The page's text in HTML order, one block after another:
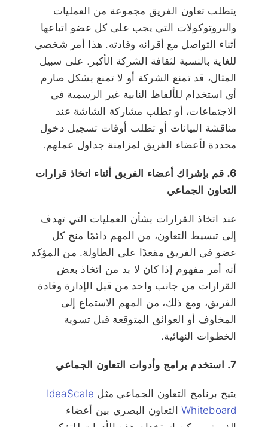
يتطلب تعاون الفريق مجموعة من العمليات
والبروتوكولات التي يجب على كل عضو اتباعها
أثناء التواصل مع أقرانه وقادته. هذا أمر شخصي
للغاية بالنسبة لثقافة الشركة الأكبر. على سبيل
المثال، قد تمنع الشركة أو لا تمنع بشكل صارم
أي استخدام للألفاظ النابية غير الرسمية في
الاجتماعات، أو تطلب مشاركة الشاشة عند
مناقشة البيانات أو تطلب أوقات تسجيل دخول
محددة لأعضاء الفريق لمزامنة جداول عملهم.
6. قم بإشراك أعضاء الفريق أثناء اتخاذ قرارات
التعاون الجماعي
عند اتخاذ القرارات بشأن العمليات التي تهدف
إلى تبسيط التعاون، من المهم دائمًا منح كل
عضو في الفريق مقعدًا على الطاولة. من المؤكد
أنه أمر مفهوم إذا كان لا بد من اتخاذ بعض
القرارات من جانب واحد من قبل الإدارة وقادة
الفريق، ومع ذلك، من المهم الاستماع إلى
المخاوف أو العوائق المتوقعة قبل تسوية
الخطوات النهائية.
7. استخدم برامج وأدوات التعاون الجماعي
يتيح برنامج التعاون الجماعي مثل IdeaScale
Whiteboardالتعاون البصري بين أعضاء